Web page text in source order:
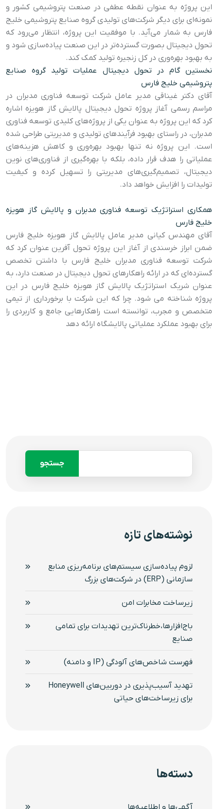
این پروژه به عنوان نقطه عطفی در صنعت پتروشیمی کشور و
نمونه‌ای برای دیگر شرکت‌های تولیدی گروه صنایع پتروشیمی خلیج
فارس به شمار می‌آید. با موفقیت این پروژه، انتظار می‌رود که
تحول دیجیتال بصورت گسترده‌تر در این صنعت پیاده‌سازی شود و
به بهبود بهره‌وری در کل زنجیره تولید کمک کند.
نخستین گام در تحول دیجیتال عملیات تولید گروه صنایع
پتروشیمی خلیج فارس
آقای دکتر غیناقی مدیر عامل شرکت توسعه فناوری مدبران در
مراسم رسمی آغاز پروژه تحول دیجیتال پالایش گاز هویزه اشاره
کرد که این پروژه به عنوان یکی از پروژه‌های کلیدی توسعه فناوری
مدبران، در راستای بهبود فرآیندهای تولیدی و مدیریتی طراحی شده
است. این پروژه نه تنها بهبود بهره‌وری و کاهش هزینه‌های
عملیاتی را هدف قرار داده، بلکه با بهره‌گیری از فناوری‌های نوین
دیجیتال، تصمیم‌گیری‌های مدیریتی را تسهیل کرده و کیفیت
تولیدات را افزایش خواهد داد.
همکاری استراتژیک توسعه فناوری مدبران و پالایش گاز هویزه
خلیج فارس
آقای مهندس کیانی مدیر عامل پالایش گاز هویزه خلیج فارس
ضمن ابراز خرسندی از آغاز این پروژه تحول آفرین عنوان کرد که
شرکت توسعه فناوری مدبران خلیج فارس با داشتن تخصص
گسترده‌ای که در ارائه راهکارهای تحول دیجیتال در صنعت دارد، به
عنوان شریک استراتژیک پالایش گاز هویزه خلیج فارس در این
پروژه شناخته می شود. چرا که این شرکت با برخورداری از تیمی
متخصص و مجرب، توانسته است راهکارهایی جامع و کاربردی را
برای بهبود عملکرد عملیاتی پالایشگاه ارائه دهد
جستجو
نوشته‌های تازه
‌‌‌لزوم پیاده‌سازی سیستم‌های برنامه‌ریزی منابع
سازمانی (ERP) در شرکت‌های بزرگ
زیرساخت مخابرات امن
باج‌افزارها،خطرناک‌ترین تهدیدات برای تمامی
صنایع
فهرست شاخص‌های آلودگی (IP و دامنه)
تهدید آسیب‌پذیری در دوربین‌های Honeywell
برای زیرساخت‌های حیاتی
دسته‌ها
آگهی‌ها و اطلاعیه‌ها